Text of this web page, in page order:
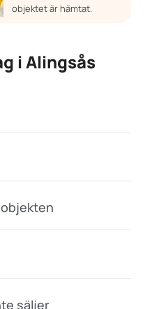
objektet är hämtat.
i Alingsås
säljer